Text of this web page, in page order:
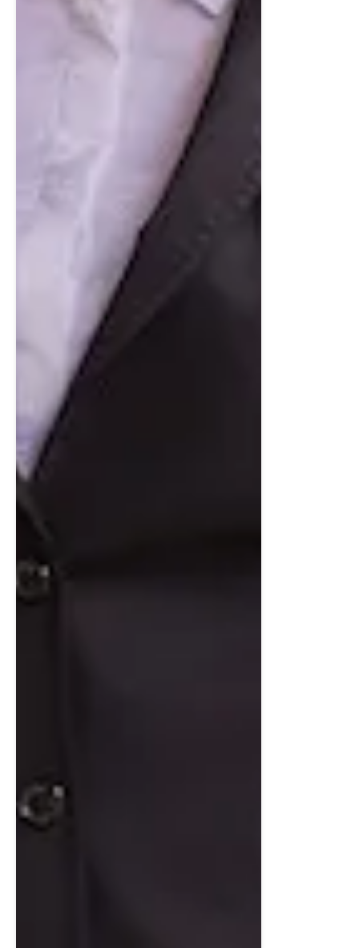
Master bedroom (övre plan)
Den privata masteravdelningen är ett riktigt retreat –
ett stort sovrum med plats för dubbelsäng,
nattduksbord och lugn. Intill ligger en walk-in closet
Det egna badrummet är elegant och genomtänkt med
duschhörna i glas, kommod, wc och ett enhetligt
formspråk – allt som behövs för att skapa en egen
Utvändigt erbjuds en grusad uppfart med plats för två
bilar, nysådd gräsmatta samt förberedelse för laddbox
till elbil – ett framtidssäkrat boende mitt i fjällvärlden.
Husets grästak, robusta fasadmaterial och avskilda
placering (endast förråden binder samman husen) gör
detta till något alldeles extra i Hemavans nya hjärta –
Syterskalet.